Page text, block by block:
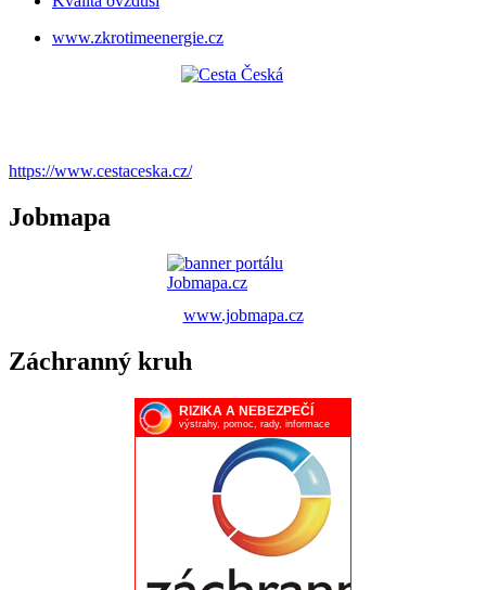
www.zkrotimeenergie.cz
https://www.cestaceska.cz/
Jobmapa
www.jobmapa.cz
Záchranný kruh